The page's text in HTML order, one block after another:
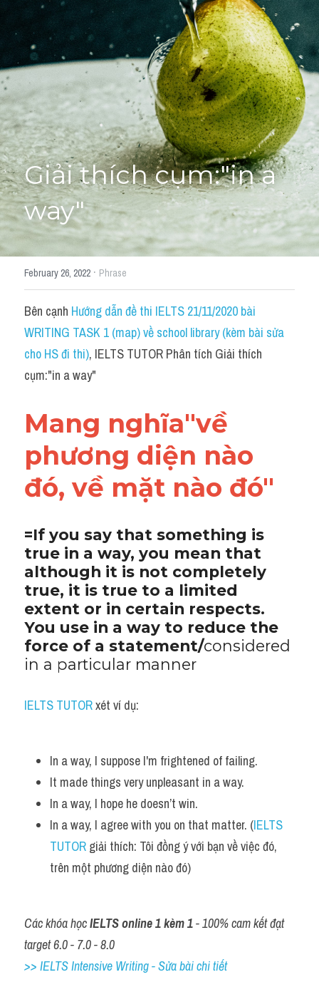
Giải đề thi từng câu
Lời khuyên
Giải đề thi
Academic words
Phrase
Phrasal Verb
Idioms đồng nghĩa
Idioms trái nghĩa
Antonym
Idiom
Grammar
Word form
Cách dùng từ
Phân biệt từ
Speaking
Writing
Reading
Vocabulary
HỌC THỬ
Giải thích cụm:"in a
way"
February 26, 2022 · Phrase
Bên cạnh Hướng dẫn đề thi IELTS 21/11/2020 bài
WRITING TASK 1 (map) về school library (kèm bài sửa
cho HS đi thi), IELTS TUTOR Phân tích Giải thích
cụm:"in a way"
Mang nghĩa"về
phương diện nào
đó, về mặt nào đó"
=If you say that something is
true in a way, you mean that
although it is not completely
true, it is true to a limited
extent or in certain respects.
You use in a way to reduce the
force of a statement/considered
in a particular manner
IELTS TUTOR xét ví dụ:
In a way, I suppose I'm frightened of failing.
It made things very unpleasant in a way.
In a way, I hope he doesn’t win.
In a way, I agree with you on that matter. (IELTS
TUTOR giải thích: Tôi đồng ý với bạn về việc đó,
trên một phương diện nào đó)
Các khóa học IELTS online 1 kèm 1 - 100% cam kết đạt
target 6.0 - 7.0 - 8.0
>> IELTS Intensive Writing - Sửa bài chi tiết